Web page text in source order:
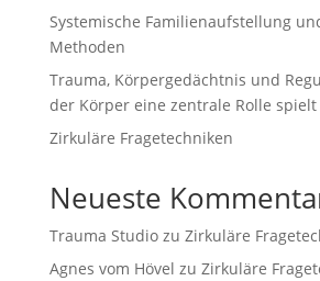
Systemische Familienaufstellung
Methoden
Trauma, Körpergedächtnis und
der Körper eine zentrale Rolle spielt
Zirkuläre Fragetechniken
Neueste
Trauma Studiozu Zirkuläre
Agnes vom Hövel zu Zirkuläre